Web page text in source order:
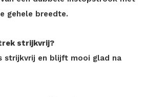
gehele breedte.
strijkvrij?
strijkvrij en blijft mooi glad na